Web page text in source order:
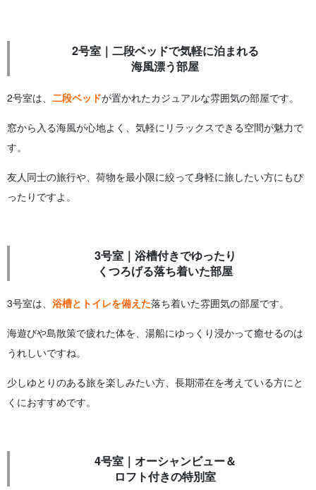
2号室｜二段ベッドで気軽に泊まれる
海風漂う部屋
2号室は、 二段ベッドが置かれたカジュアルな雰囲気の部屋です。
窓から入る海風が心地よく、気軽にリラックスできる空間が魅力で
す。
友人同士の旅行や、荷物を最小限に絞って身軽に旅したい方にもぴ
ったりですよ。
3号室｜浴槽付きでゆったり
くつろげる落ち着いた部屋
3号室は、 浴槽とトイレを備えた落ち着いた雰囲気の部屋です。
海遊びや島散策で疲れた体を、湯船にゆっくり浸かって癒せるのは
うれしいですね。
少しゆとりのある旅を楽しみたい方、長期滞在を考えている方にと
くにおすすめです。
4号室｜オーシャンビュー＆
ロフト付きの特別室